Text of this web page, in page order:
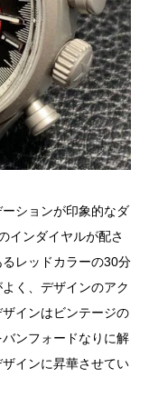
ションが印象的なダ
インダイヤルが配さ
レッドカラーの30分
く、デザインのアク
インはビンテージの
ンフォードなりに解
インに昇華させてい